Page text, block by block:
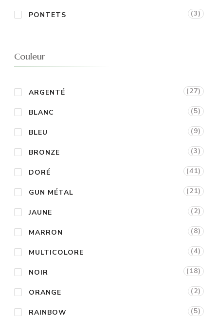
PONTETS (3)
Couleur
ARGENTÉ (27)
BLANC (5)
BLEU (9)
BRONZE (3)
DORÉ (41)
GUN MÉTAL (21)
JAUNE (2)
MARRON (8)
MULTICOLORE (4)
NOIR (18)
ORANGE (2)
RAINBOW (5)